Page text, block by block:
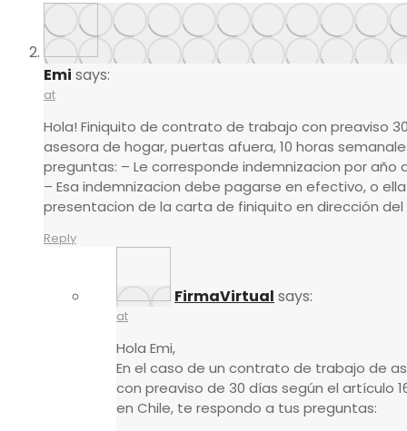
Emi says:
at
Hola! Finiquito de contrato de trabajo con preaviso 30
asesora de hogar, puertas afuera, 10 horas
preguntas: – Le corresponde indemnizacion por año
– Esa indemnizacion debe pagarse en efectivo, o
presentacion de la carta de finiquito en dirección
Reply
FirmaVirtual says:
at
Hola Emi,
En el caso de un contrato de trabajo de
con preaviso de 30 días según el artículo
en Chile, te respondo a tus preguntas: